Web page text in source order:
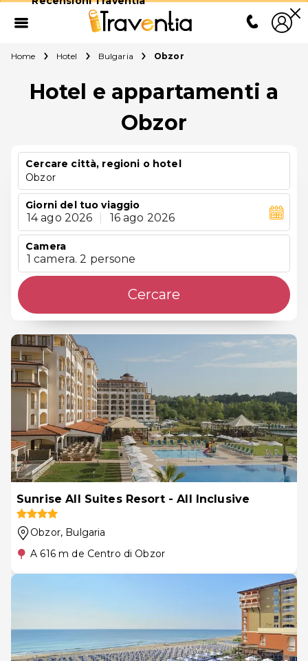
Home Hotel Bulgaria Obzor
Hotel e appartamenti a
Obzor
Cercare città, regioni o hotel
Obzor
Giorni del tuo viaggio
14 ago 2026 16 ago 2026
Camera
1 camera. 2 persone
Cercare
Sunrise All Suites Resort - All Inclusive
Obzor, Bulgaria
A 616 m de Centro di Obzor